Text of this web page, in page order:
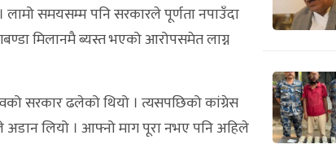
लामो समयसम्म पनि सरकारले पूर्णता नपाउँदा
मिलानमै ब्यस्त भएको आरोपसमेत लाग्न
सरकार ढलेको थियो । त्यसपछिको कांग्रेस
लियो । आफ्नो माग पूरा नभए पनि अहिले